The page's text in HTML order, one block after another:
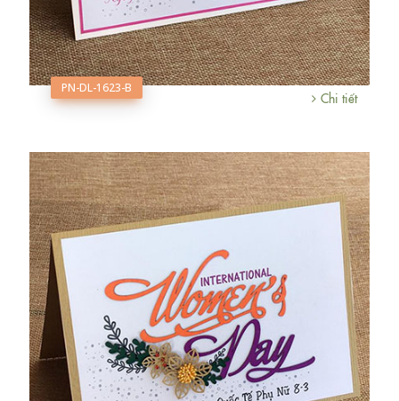
PN-DL-1623-B
Chi tiết